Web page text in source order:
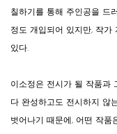
칠하기를 통해 주인공을 드
정도 개입되어 있지만, 작가
있다.
이소정은 전시가 될 작품과
다 완성하고도 전시하지 않
벗어나기 때문에, 어떤 작품